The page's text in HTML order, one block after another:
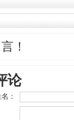
！
论
：